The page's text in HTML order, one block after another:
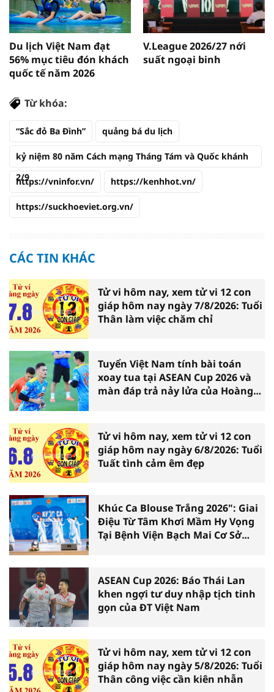
Du lịch Việt Nam đạt
56% mục tiêu đón khách
quốc tế năm 2026
V.League 2026/27 nới
suất ngoại binh
Từ khóa:
“Sắc đỏ Ba Đình” quảng bá du lịch
kỷ niệm 80 năm Cách mạng Tháng Tám và Quốc khánh
2/9
https://vninfor.vn/ https://kenhhot.vn/
https://suckhoeviet.org.vn/
CÁC TIN KHÁC
Tử vi hôm nay, xem tử vi 12 con
giáp hôm nay ngày 7/8/2026: Tuổi
Thân làm việc chăm chỉ
Tuyển Việt Nam tính bài toán
xoay tua tại ASEAN Cup 2026 và
màn đáp trả nảy lửa của Hoàng
Tử vi hôm nay, xem tử vi 12 con
giáp hôm nay ngày 6/8/2026: Tuổi
Tuất tình cảm êm đẹp
Khúc Ca Blouse Trắng 2026": Giai
Điệu Từ Tâm Khơi Mầm Hy Vọng
Tại Bệnh Viện Bạch Mai Cơ Sở
ASEAN Cup 2026: Báo Thái Lan
khen ngợi tư duy nhập tịch tinh
gọn của ĐT Việt Nam
Tử vi hôm nay, xem tử vi 12 con
giáp hôm nay ngày 5/8/2026: Tuổi
Thân công việc cần kiên nhẫn